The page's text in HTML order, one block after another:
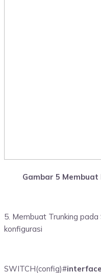
Gambar 5
5. Membuat Trunking
konfigurasi
SWITCH(config)#